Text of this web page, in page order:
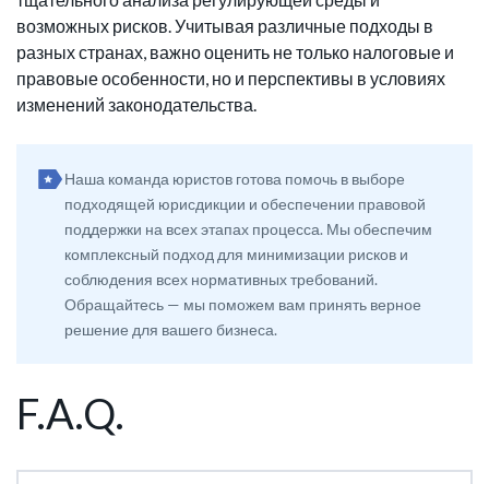
возможных рисков. Учитывая различные подходы в
разных странах, важно оценить не только налоговые и
правовые особенности, но и перспективы в условиях
изменений законодательства.
Наша команда юристов готова помочь в выборе
подходящей юрисдикции и обеспечении правовой
поддержки на всех этапах процесса. Мы обеспечим
комплексный подход для минимизации рисков и
соблюдения всех нормативных требований.
Обращайтесь — мы поможем вам принять верное
решение для вашего бизнеса.
F.A.Q.